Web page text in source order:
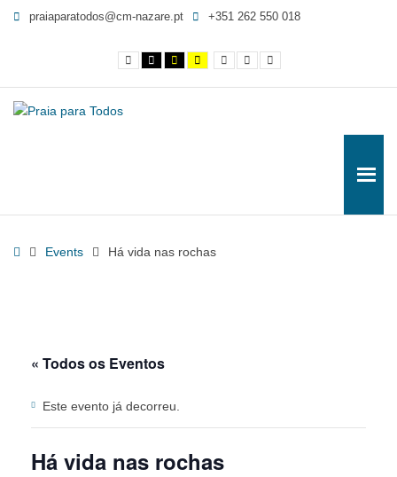
-
Praia
praiaparatodos@cm-nazare.pt +351 262 550 018
Contraste
normal
Contraste
preto
branco
Contraste
preto
amarelo
Yellow
and
contrast
Smaller
Font
Letra
por maior
HomeEvents Há vida nas rochas
« Todos os Eventos
Este evento já decorreu.
Há vida nas rochas